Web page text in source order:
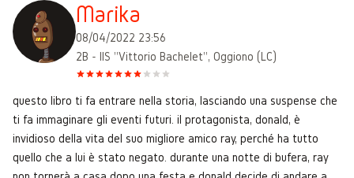
Marika
08/04/2022 23:56
2B - IIS "Vittorio Bachelet", Oggiono (LC)
questo libro ti fa entrare nella storia, lasciando una suspense che
ti fa immaginare gli eventi futuri. il protagonista, donald, è
invidioso della vita del suo migliore amico ray, perché ha tutto
quello che a lui è stato negato. durante una notte di bufera, ray